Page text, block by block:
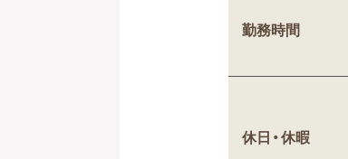
勤務時間
休日・休暇